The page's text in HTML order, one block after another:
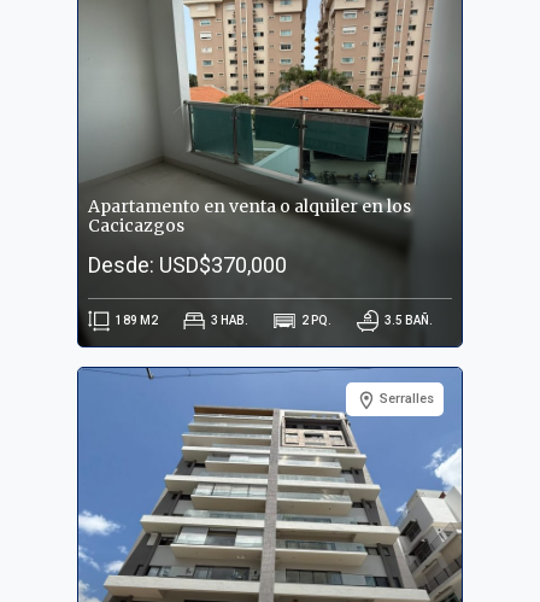
Apartamento en venta o alquiler en los
Cacicazgos
Desde: USD$370,000
189 M2 3 HAB. 2 PQ. 3.5 BAÑ.
Serralles